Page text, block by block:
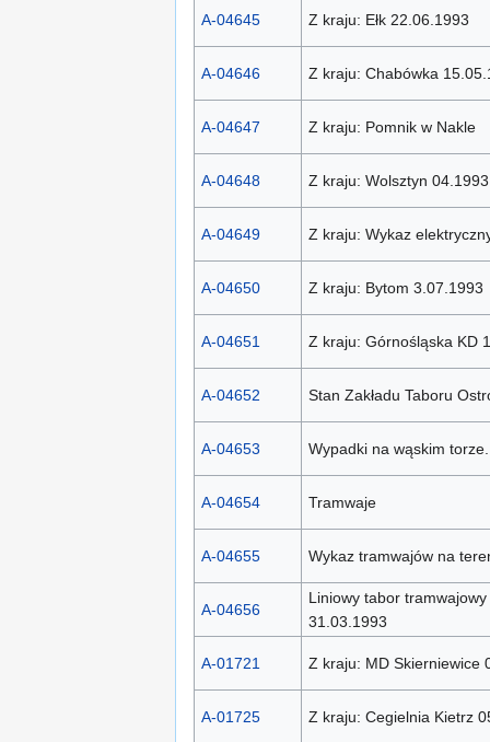
A-04645 Z kraju: Ełk 22.06.1993
A-04646 Z kraju: Chabówka
A-04647 Z kraju: Pomnik w Nakle
A-04648 Z kraju: Wolsztyn 04.1993
A-04649 Z kraju: Wykaz
A-04650 Z kraju: Bytom 3.07.1993
A-04651 Z kraju: Górnośląska KD
A-04652 Stan Zakładu Taboru
A-04653 Wypadki na wąskim
A-04654 Tramwaje
A-04655 Wykaz tramwajów na
A-04656
Liniowy tabor
31.03.1993
A-01721 Z kraju: MD Skierniewice
A-01725 Z kraju: Cegielnia Kietrz